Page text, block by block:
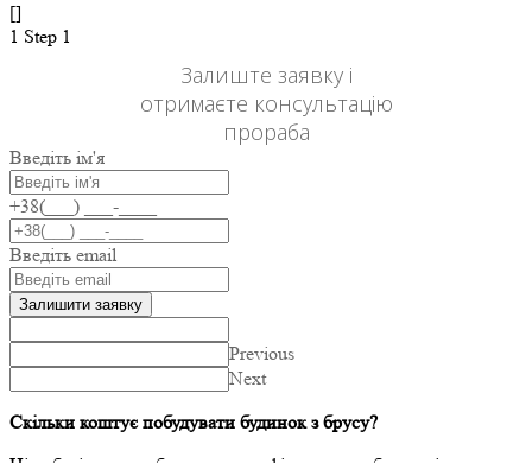
[]
1 Step 1
Залиште заявку і
отримаєте консультацію
прораба
Введіть ім'я
+38(___) ___-____
Введіть email
Залишити заявку
Previous
Next
Скільки коштує побудувати будинок з брусу?